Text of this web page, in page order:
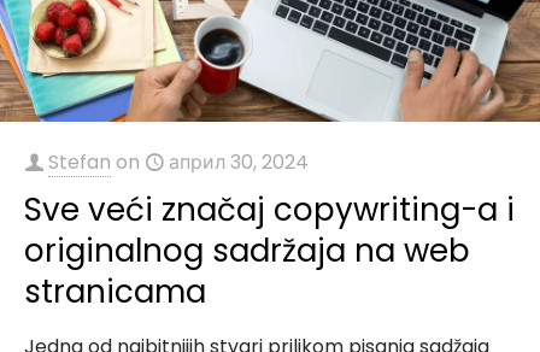
Stefan on април 30, 2024
Sve veći značaj copywriting-a i
originalnog sadržaja na web
stranicama